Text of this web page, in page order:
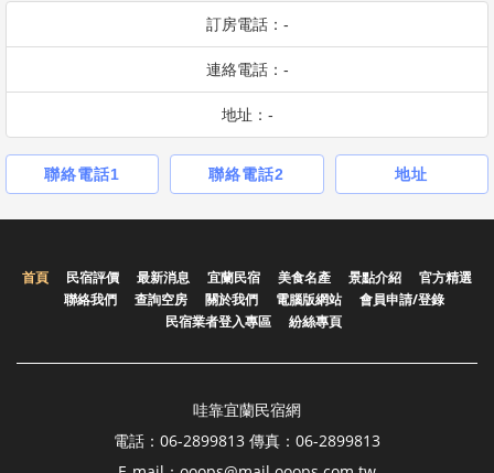
訂房電話：-
連絡電話：-
地址：-
聯絡電話1 聯絡電話2 地址
首頁 民宿評價 最新消息 宜蘭民宿 美食名產 景點介紹
官方精選
聯絡我們
查詢空房 關於我們 電腦版網站
會員申請/登錄
民宿業者登入專區
紛絲專頁
哇靠宜蘭民宿網
電話：06-2899813 傳真：06-2899813